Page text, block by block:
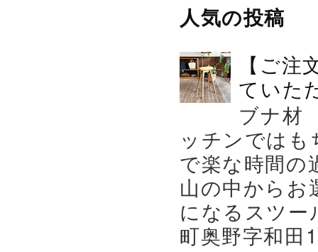
人気の投稿
【ご
ていた
ブナ材
ッチンでは
で楽な時間の
山の中から
になるスツー
町奥野字和